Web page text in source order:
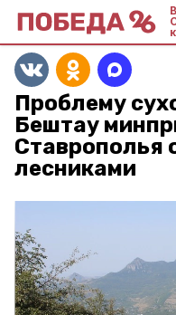
Проблему
Бештау
Ставрополья
лесниками